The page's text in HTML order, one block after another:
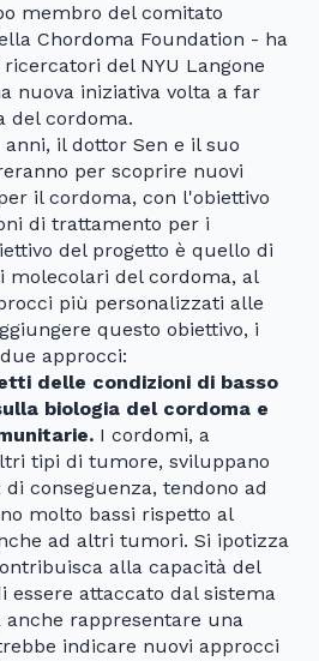
membro del comitato
Chordoma Foundation - ha
del NYU Langone
nuova iniziativa volta a far
del cordoma.
il dottor Sen e il suo
per scoprire nuovi
il cordoma, con l'obiettivo
di trattamento per i
del progetto è quello di
molecolari del cordoma, al
più personalizzati alle
questo obiettivo, i
approcci:
delle condizioni di basso
biologia del cordoma e
I cordomi, a
tipi di tumore, sviluppano
conseguenza, tendono ad
molto bassi rispetto al
ad altri tumori. Si ipotizza
alla capacità del
essere attaccato dal sistema
rappresentare una
indicare nuovi approcci